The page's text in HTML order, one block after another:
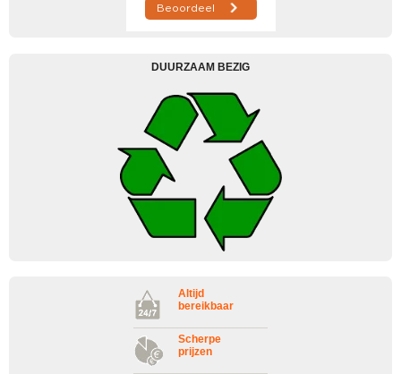
DUURZAAM BEZIG
Altijd
bereikbaar
Scherpe
prijzen